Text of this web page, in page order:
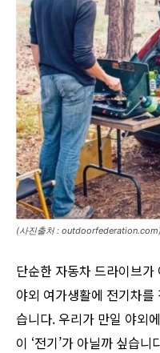
(사진출처 : outdoorfederation.com)
단순한 자동차 드라이브
야외 여가생활에 전기차
습니다. 우리가 만일 야외
이 ‘전기’가 아닐까 싶습